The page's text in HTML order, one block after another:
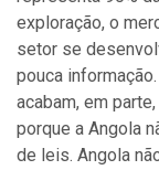
exploração, o
setor se
pouca
acabam, em
porque a Angola
de leis. Angola